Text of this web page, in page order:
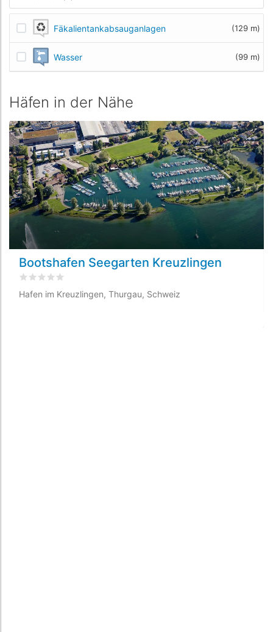
Fäkalientankabsauganlagen (129 m)
Wasser (99 m)
Häfen in der Nähe
Bootshafen Seegarten Kreuzlingen
bewertet0
Hafen im Kreuzlingen, Thurgau, Schweiz